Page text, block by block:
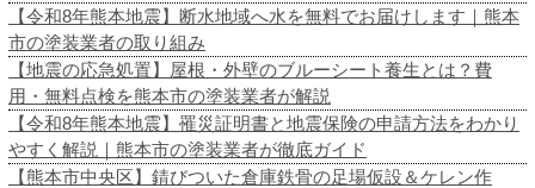
【令和8年熊本地震】断水地域へ水を無料でお届けします｜熊本
市の塗装業者の取り組み
【地震の応急処置】屋根・外壁のブルーシート養生とは？費
用・無料点検を熊本市の塗装業者が解説
【令和8年熊本地震】罹災証明書と地震保険の申請方法をわかり
やすく解説｜熊本市の塗装業者が徹底ガイド
【熊本市中央区】錆びついた倉庫鉄骨の足場仮設＆ケレン作